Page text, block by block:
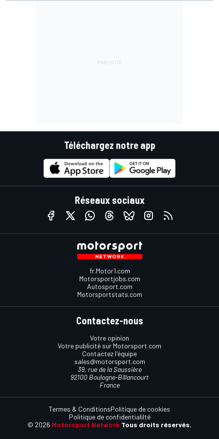
Téléchargez notre app
Réseaux sociaux
fr.Motor1.com
Motorsportjobs.com
Autosport.com
Motorsportstats.com
Contactez-nous
Votre opinion
Votre publicité sur Motorsport.com
Contactez l'équipe
sales@motorsport.com
39, rue de la Saussière
92100 Boulogne-Billancourt
France
© 2026 Motorsport Network Tous droits réservés.
Termes & ConditionsPolitique de cookies
Politique de confidentialilté